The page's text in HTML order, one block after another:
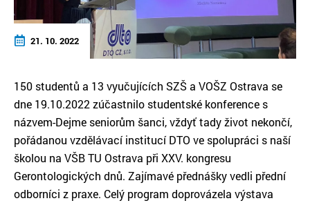
21. 10. 2022
150 studentů a 13 vyučujících SZŠ a VOŠZ Ostrava se
dne 19.10.2022 zúčastnilo studentské konference s
názvem-Dejme seniorům šanci, vždyť tady život nekončí,
pořádanou vzdělávací institucí DTO ve spolupráci s naší
školou na VŠB TU Ostrava při XXV. kongresu
Gerontologických dnů. Zajímavé přednášky vedli přední
odborníci z praxe. Celý program doprovázela výstava